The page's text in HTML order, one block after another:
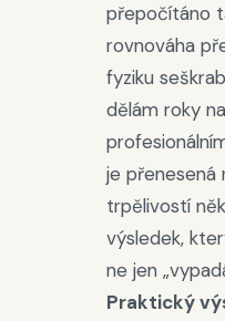
přepočítáno
rovnováha
fyziku
dělám roky
je přenesená
trpělivostí
výsledek,
ne jen
Praktický